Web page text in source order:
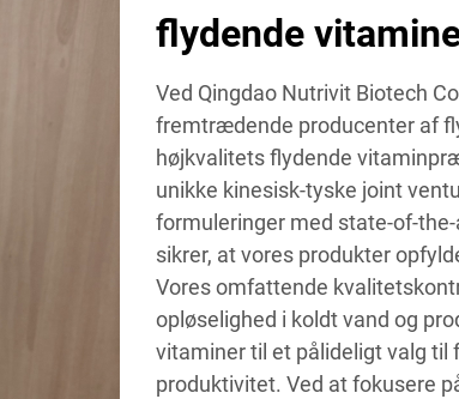
flydende
Ved Qingdao Nutrivit Biotech
fremtrædende producenter af
højkvalitets flydende
unikke kinesisk-tyske joint
formuleringer med state-of-
sikrer, at vores produkter
Vores omfattende
opløselighed i koldt vand og
vitaminer til et pålideligt valg til
produktivitet. Ved at fokusere